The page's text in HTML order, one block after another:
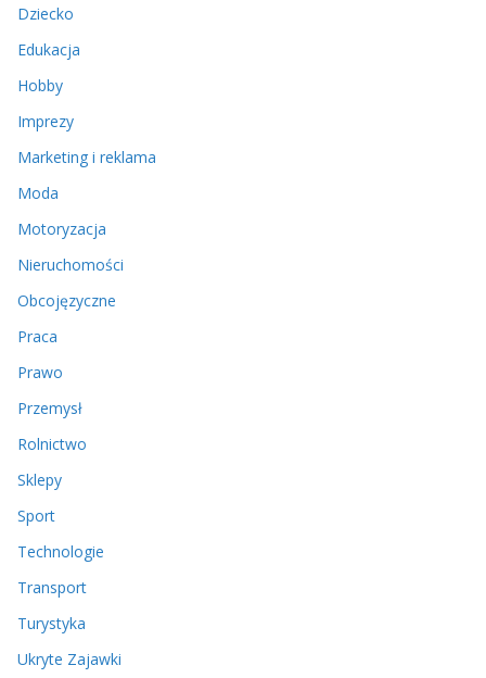
Dziecko
Edukacja
Hobby
Imprezy
Marketing i reklama
Moda
Motoryzacja
Nieruchomości
Obcojęzyczne
Praca
Prawo
Przemysł
Rolnictwo
Sklepy
Sport
Technologie
Transport
Turystyka
Ukryte Zajawki